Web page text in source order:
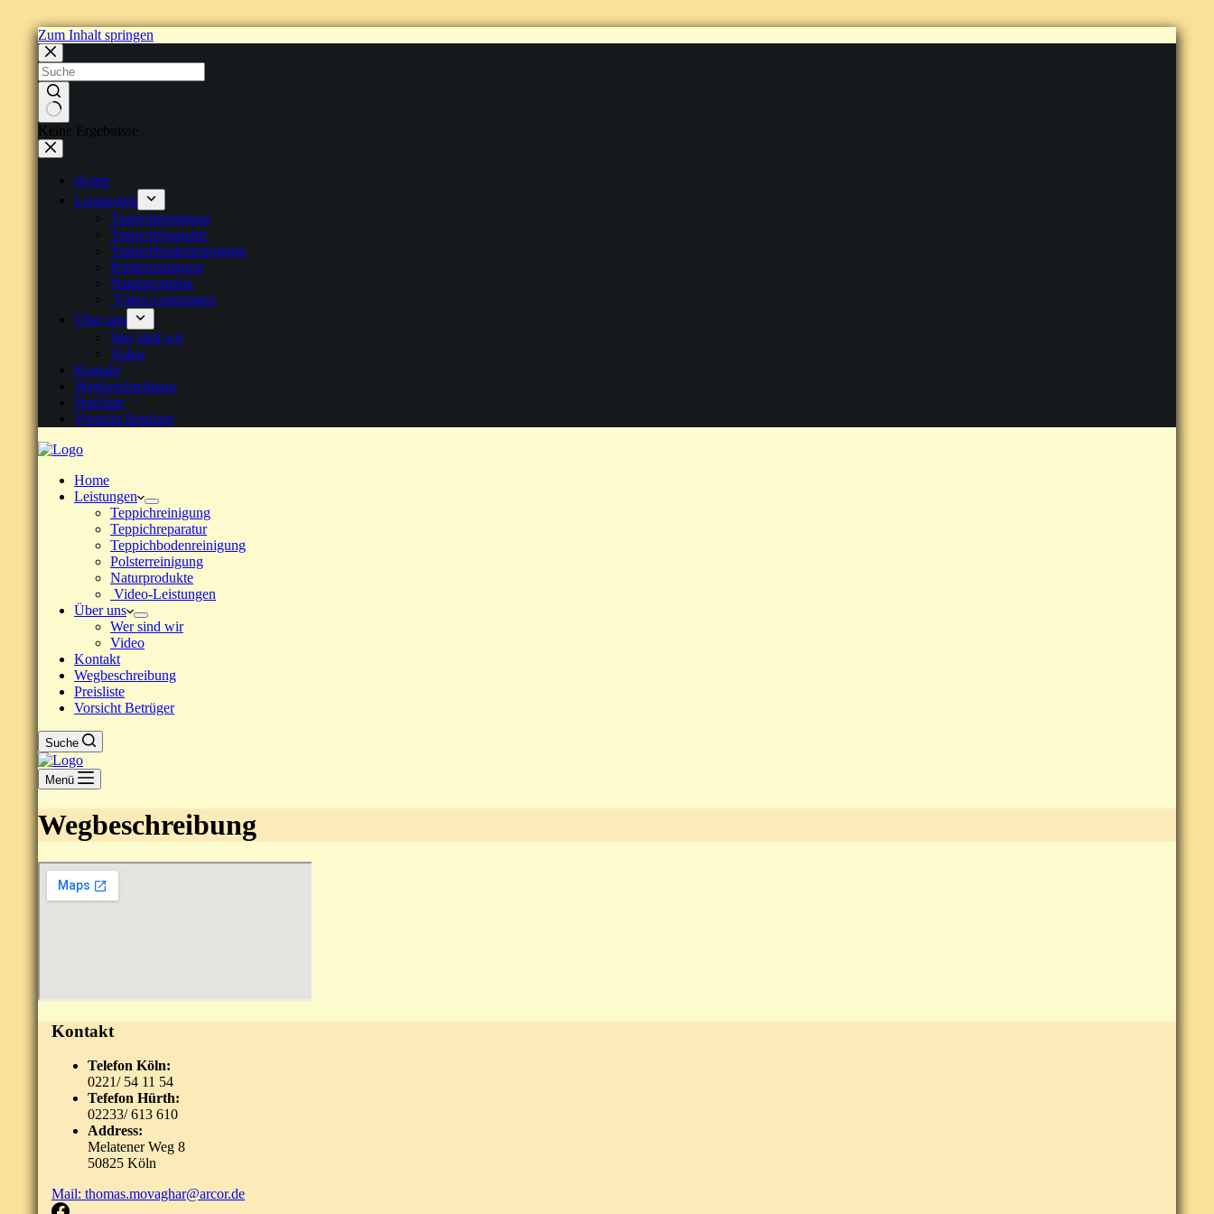
Zum Inhalt springen
Keine Ergebnisse
Home
Leistungen
Teppichreinigung
Teppichreparatur
Teppichbodenreinigung
Polsterreinigung
Naturprodukte
Video-Leistungen
Über uns
Wer sind wir
Video
Kontakt
Wegbeschreibung
Preisliste
Vorsicht Betrüger
Home
Leistungen
Teppichreinigung
Teppichreparatur
Teppichbodenreinigung
Polsterreinigung
Naturprodukte
Video-Leistungen
Über uns
Wer sind wir
Video
Kontakt
Wegbeschreibung
Preisliste
Vorsicht Betrüger
Suche
Menü
Wegbeschreibung
Kontakt
Telefon Köln:
0221/ 54 11 54
Tefefon Hürth:
02233/ 613 610
Address:
Melatener Weg 8
50825 Köln
Mail: thomas.movaghar@arcor.de